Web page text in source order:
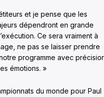
et je pense que les
dépendront en grande
Ce sera vraiment à
ne pas se laisser prendre
programme avec
émotions. »
du monde pour Paul